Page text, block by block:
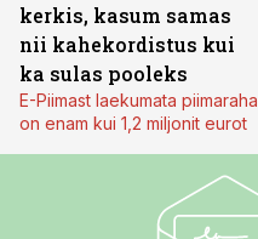
kerkis, kasum samas
nii kahekordistus kui
ka sulas pooleks
E-Piimast laekumata piimaraha
on enam kui 1,2 miljonit eurot